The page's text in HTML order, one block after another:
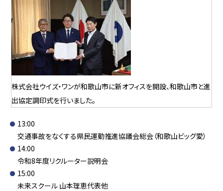
株式会社ウイズ・ワンが和歌山市に新オフィスを開設、和歌山市と進
出協定調印式を行いました。
13:00
交通事故をなくする県民運動推進協議会総会（和歌山ビッグ愛）
14:00
令和8年度リクルーター説明会
15:00
未来スクール 山本理恵代表他